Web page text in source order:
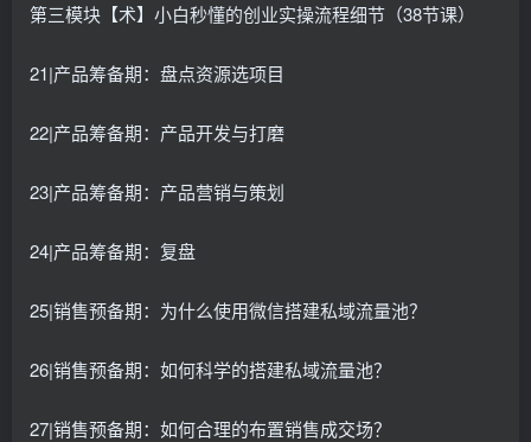
第三模块【术】小白秒懂的创业实操流程细节（38节课）
21|产品筹备期：盘点资源选项目
22|产品筹备期：产品开发与打磨
23|产品筹备期：产品营销与策划
24|产品筹备期：复盘
25|销售预备期：为什么使用微信搭建私域流量池？
26|销售预备期：如何科学的搭建私域流量池？
27|销售预备期：如何合理的布置销售成交场？